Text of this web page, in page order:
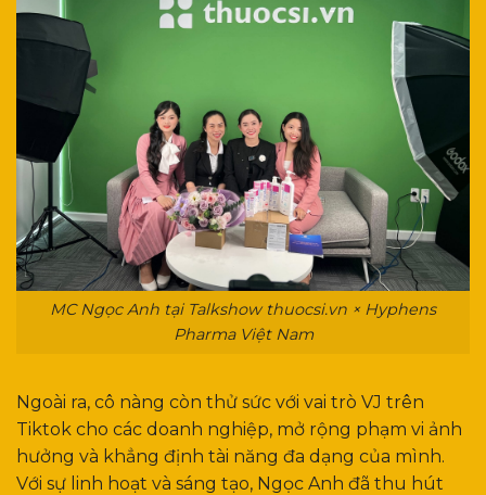
MC Ngọc Anh tại Talkshow thuocsi.vn × Hyphens
Pharma Việt Nam
Ngoài ra, cô nàng còn thử sức với vai trò VJ trên
Tiktok cho các doanh nghiệp, mở rộng phạm vi ảnh
hưởng và khẳng định tài năng đa dạng của mình.
Với sự linh hoạt và sáng tạo, Ngọc Anh đã thu hút